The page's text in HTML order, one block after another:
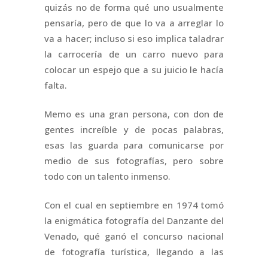
quizás no de forma qué uno usualmente
pensaría, pero de que lo va a arreglar lo
va a hacer; incluso si eso implica taladrar
la carrocería de un carro nuevo para
colocar un espejo que a su juicio le hacía
falta.
Memo es una gran persona, con don de
gentes increíble y de pocas palabras,
esas las guarda para comunicarse por
medio de sus fotografías, pero sobre
todo con un talento inmenso.
Con el cual en septiembre en 1974 tomó
la enigmática fotografía del Danzante del
Venado, qué ganó el concurso nacional
de fotografía turística, llegando a las